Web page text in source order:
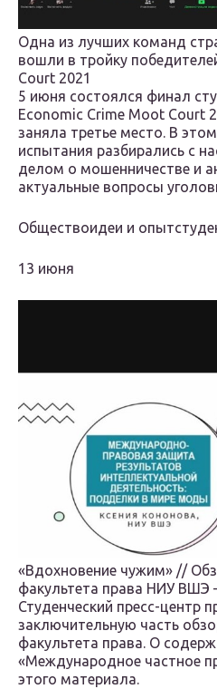
Одна из лучших команд
вошли в тройку
Court 2021
5 июня состоялся финал
Economic Crime Moot Court
заняла третье место. В
испытания разбирались с
делом о мошенничестве и
актуальные вопросы
Обществоидеи и
13 июня
«Вдохновение чужим» //
факультета права НИУ ВШЭ
Студенческий пресс-центр
заключительную часть
факультета права. О
«Международное частное
этого материала.